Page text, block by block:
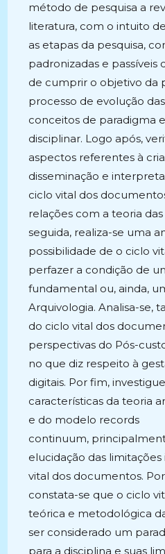
método de pesquisa a
literatura, com o intuito
as etapas da pesquisa,
padronizadas e passíveis
de cumprir o objetivo da
processo de evolução
conceitos de paradigma
disciplinar. Logo após,
aspectos referentes à
disseminação e
ciclo vital dos
relações com a teoria
seguida, realiza-se uma
possibilidade de o ciclo
perfazer a condição de
fundamental ou, ainda,
Arquivologia. Analisa-se,
do ciclo vital dos
perspectivas do Pós-
no que diz respeito à
digitais. Por fim,
características da teoria
e do modelo records
continuum,
elucidação das
vital dos documentos.
constata-se que o ciclo
teórica e metodológica
ser considerado um
para a disciplina e suas